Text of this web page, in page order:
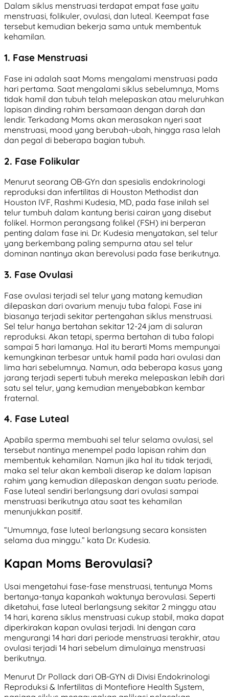
Dalam siklus menstruasi terdapat empat fase yaitu
menstruasi, folikuler, ovulasi, dan luteal. Keempat fase
tersebut kemudian bekerja sama untuk membentuk
kehamilan.
1. Fase Menstruasi
Fase ini adalah saat Moms mengalami menstruasi pada
hari pertama. Saat mengalami siklus sebelumnya, Moms
tidak hamil dan tubuh telah melepaskan atau meluruhkan
lapisan dinding rahim bersamaan dengan darah dan
lendir. Terkadang Moms akan merasakan nyeri saat
menstruasi, mood yang berubah-ubah, hingga rasa lelah
dan pegal di beberapa bagian tubuh.
2. Fase Folikular
Menurut seorang OB-GYn dan spesialis endokrinologi
reproduksi dan infertilitas di Houston Methodist dan
Houston IVF, Rashmi Kudesia, MD, pada fase inilah sel
telur tumbuh dalam kantung berisi cairan yang disebut
folikel. Hormon perangsang folikel (FSH) ini berperan
penting dalam fase ini. Dr. Kudesia menyatakan, sel telur
yang berkembang paling sempurna atau sel telur
dominan nantinya akan berevolusi pada fase berikutnya.
3. Fase Ovulasi
Fase ovulasi terjadi sel telur yang matang kemudian
dilepaskan dari ovarium menuju tuba falopi. Fase ini
biasanya terjadi sekitar pertengahan siklus menstruasi.
Sel telur hanya bertahan sekitar 12-24 jam di saluran
reproduksi. Akan tetapi, sperma bertahan di tuba falopi
sampai 5 hari lamanya. Hal itu berarti Moms mempunyai
kemungkinan terbesar untuk hamil pada hari ovulasi dan
lima hari sebelumnya. Namun, ada beberapa kasus yang
jarang terjadi seperti tubuh mereka melepaskan lebih dari
satu sel telur, yang kemudian menyebabkan kembar
fraternal.
4. Fase Luteal
Apabila sperma membuahi sel telur selama ovulasi, sel
tersebut nantinya menempel pada lapisan rahim dan
membentuk kehamilan. Namun jika hal itu tidak terjadi,
maka sel telur akan kembali diserap ke dalam lapisan
rahim yang kemudian dilepaskan dengan suatu periode.
Fase luteal sendiri berlangsung dari ovulasi sampai
menstruasi berikutnya atau saat tes kehamilan
menunjukkan positif.
“Umumnya, fase luteal berlangsung secara konsisten
selama dua minggu.” kata Dr. Kudesia.
Kapan Moms Berovulasi?
Usai mengetahui fase-fase menstruasi, tentunya Moms
bertanya-tanya kapankah waktunya berovulasi. Seperti
diketahui, fase luteal berlangsung sekitar 2 minggu atau
14 hari, karena siklus menstruasi cukup stabil, maka dapat
diperkirakan kapan ovulasi terjadi. Ini dengan cara
mengurangi 14 hari dari periode menstruasi terakhir, atau
ovulasi terjadi 14 hari sebelum dimulainya menstruasi
berikutnya.
Menurut Dr Pollack dari OB-GYN di Divisi Endokrinologi
Reproduksi & Infertilitas di Montefiore Health System,